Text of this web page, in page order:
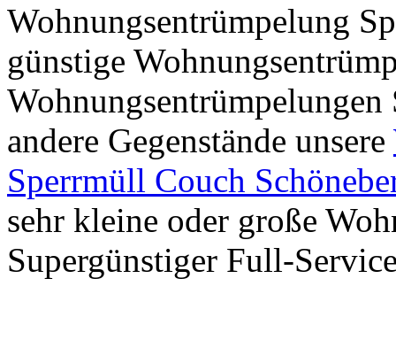
Wohnungsentrümpelung
günstige
Wohnungsentrümpelungen
andere Gegenstände unsere
Sperrmüll Couch
sehr kleine oder große
Supergünstiger Full-